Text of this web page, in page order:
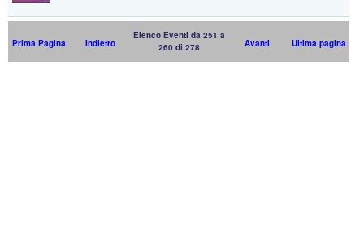
Prima Pagina Indietro
Elenco Eventi da 251 a
260 di 278
Avanti Ultima pagina